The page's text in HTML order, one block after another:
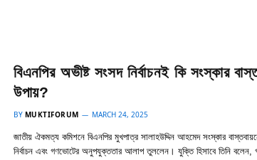
বিএনপির অভীষ্ট সংসদ নির্বাচনই কি সংস্কার
উপায়?
BY MUKTIFORUM MARCH 24, 2025
জাতীয় ঐকমত্য কমিশনে বিএনপির মুখপাত্র সালাহউদ্দিন আহমেদ সংস্কার
নির্বাচন এবং গণভোটের অনুপযুক্ততার আলাপ তুললেন। যুক্তি হিসাবে তিনি বলেন,